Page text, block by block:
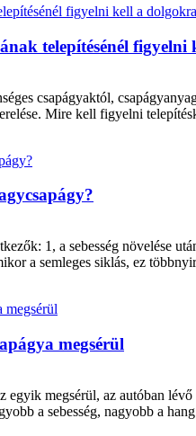
telepítésénél
csapágyaktól,
Mire kell figyelni
1, a sebesség növelése
a semleges siklás, ez
megsérül
egyik megsérül, az autóban
a sebesség, nagyobb a